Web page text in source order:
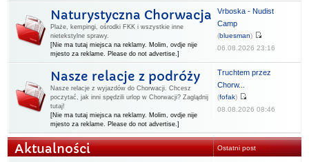
Naturystyczna Chorwacja
Plaże, kempingi, ośrodki FKK i wszystkie inne
nietekstylne sprawy.
[Nie ma tutaj miejsca na reklamy. Molim, ovdje nije
mjesto za reklame. Please do not advertise.]
Vrboska - Nudist
Camp
(bluesman)
06.08.2026 23:16
Nasze relacje z podróży
Nasze relacje z wyjazdów do Chorwacji. Chcesz
poczytać, jak inni spędzili urlop w Chorwacji? Zaglądnij
tutaj!
[Nie ma tutaj miejsca na reklamy. Molim, ovdje nije
mjesto za reklame. Please do not advertise.]
Truchtem przez
Chorw...
(fofak)
08.08.2026 08:46
Aktualności Ostatni post